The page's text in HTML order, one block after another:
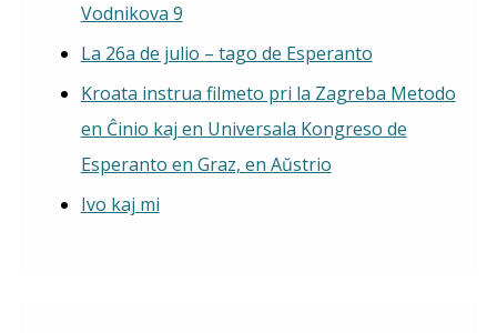
Vodnikova 9
La 26a de julio – tago de Esperanto
Kroata instrua filmeto pri la Zagreba Metodo
en Ĉinio kaj en Universala Kongreso de
Esperanto en Graz, en Aŭstrio
Ivo kaj mi